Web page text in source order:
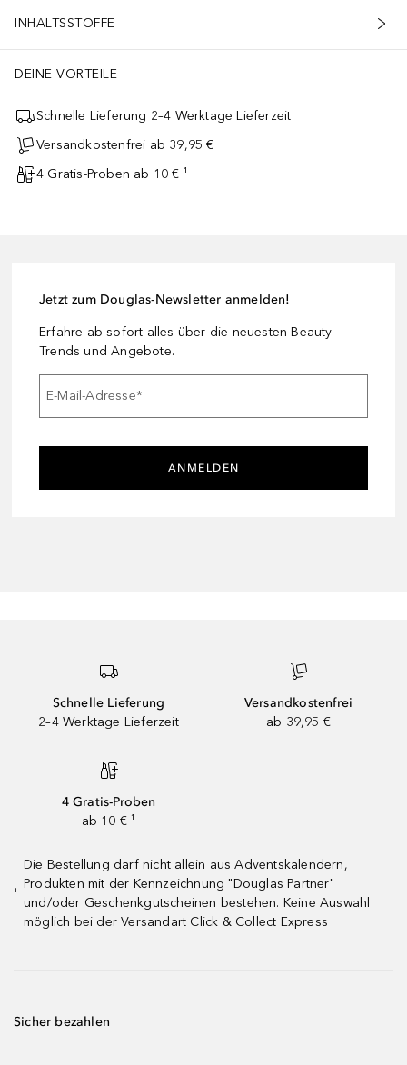
INHALTSSTOFFE
DEINE VORTEILE
Schnelle Lieferung 2–4 Werktage Lieferzeit
Versandkostenfrei ab 39,95 €
4 Gratis-Proben ab 10 € ¹
Jetzt zum Douglas-Newsletter anmelden!
Erfahre ab sofort alles über die neuesten Beauty-
Trends und Angebote.
E-Mail-Adresse*
ANMELDEN
Schnelle Lieferung
2–4 Werktage Lieferzeit
Versandkostenfrei
ab 39,95 €
4 Gratis-Proben
ab 10 € ¹
¹
Die Bestellung darf nicht allein aus Adventskalendern,
Produkten mit der Kennzeichnung "Douglas Partner"
und/oder Geschenkgutscheinen bestehen. Keine Auswahl
möglich bei der Versandart Click & Collect Express
Sicher bezahlen